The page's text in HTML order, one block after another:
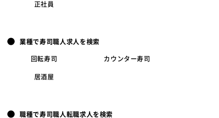
正社員
業種で寿司職人求人を検索
回転寿司 カウンター寿司
居酒屋
職種で寿司職人転職求人を検索